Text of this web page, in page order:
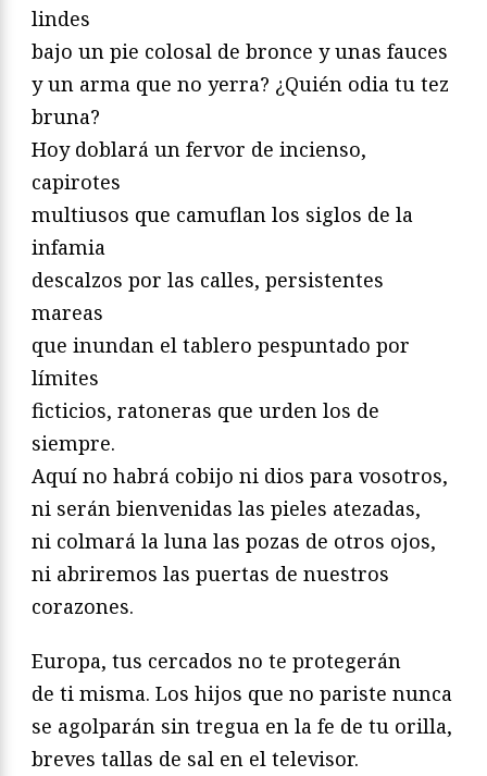
lindes
bajo un pie colosal de bronce y unas fauces
y un arma que no yerra? ¿Quién odia tu tez
bruna?
Hoy doblará un fervor de incienso,
capirotes
multiusos que camuflan los siglos de la
infamia
descalzos por las calles, persistentes
mareas
que inundan el tablero pespuntado por
límites
ficticios, ratoneras que urden los de
siempre.
Aquí no habrá cobijo ni dios para vosotros,
ni serán bienvenidas las pieles atezadas,
ni colmará la luna las pozas de otros ojos,
ni abriremos las puertas de nuestros
corazones.
Europa, tus cercados no te protegerán
de ti misma. Los hijos que no pariste nunca
se agolparán sin tregua en la fe de tu orilla,
breves tallas de sal en el televisor.